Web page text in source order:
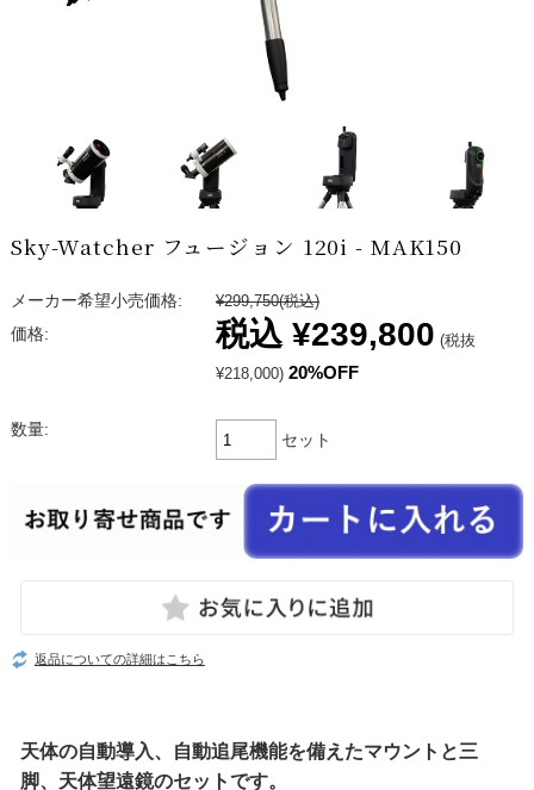
Sky-Watcher フュージョン 120i - MAK150
メーカー希望小売価格: ¥299,750(税込)
価格:
税込 ¥239,800 (税抜
¥218,000) 20%OFF
数量:
セット
返品についての詳細はこちら
天体の自動導入、自動追尾機能を備えたマウントと三
脚、天体望遠鏡のセットです。